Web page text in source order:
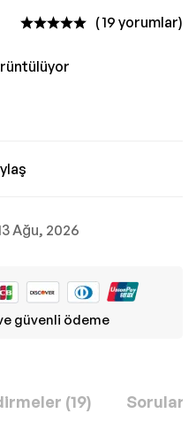
( 19 yorumlar)
Ağu, 2026
güvenli ödeme
(19) Sorular